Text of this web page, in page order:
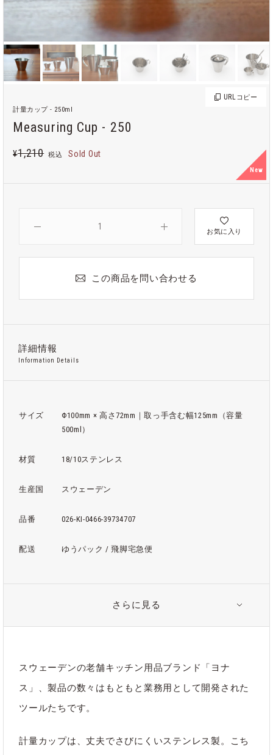
URL コピー
計量カップ - 250ml
Measuring Cup - 250
¥1,210 税込 Sold Out
New
お気に入り
この商品を問い合わせる
詳細情報
Information Details
サイズ
Φ100mm × 高さ72mm｜取っ手含む幅125mm（容量
500ml）
材質 18/10ステンレス
生産国 スウェーデン
品番 026-KI-0466-39734707
配送 ゆうパック / 飛脚宅急便
リアした商品となりますため、あらかじめご了承ください。
となります。柔らかいスポンジで洗っていただくのがおすすめ
です。
さらに見る
スウェーデンの老舗キッチン用品ブランド「ヨナ
ス」、製品の数々はもともと業務用として開発された
ツールたちです。
計量カップは、丈夫でさびにくいステンレス製。こち